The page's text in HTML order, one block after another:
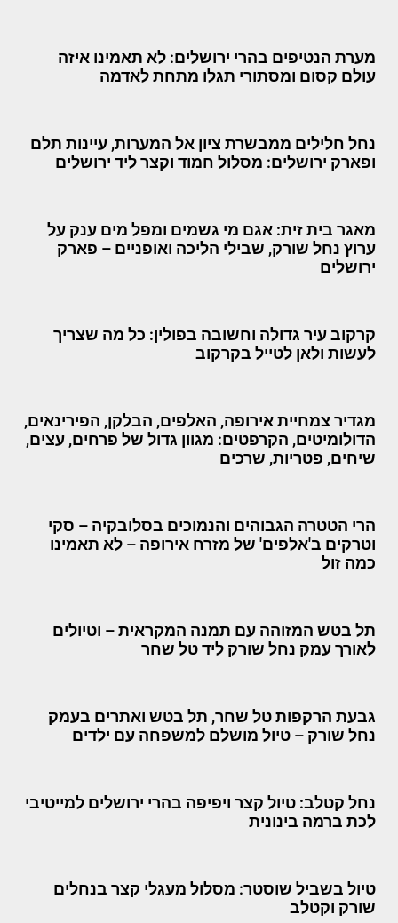
מערת הנטיפים בהרי ירושלים: לא תאמינו איזה
עולם קסום ומסתורי תגלו מתחת לאדמה
נחל חלילים ממבשרת ציון אל המערות, עיינות תלם
ופארק ירושלים: מסלול חמוד וקצר ליד ירושלים
מאגר בית זית: אגם מי גשמים ומפל מים ענק על
ערוץ נחל שורק, שבילי הליכה ואופניים – פארק
ירושלים
קרקוב עיר גדולה וחשובה בפולין: כל מה שצריך
לעשות ולאן לטייל בקרקוב
מגדיר צמחיית אירופה, האלפים, הבלקן, הפירינאים,
הדולומיטים, הקרפטים: מגוון גדול של פרחים, עצים,
שיחים, פטריות, שרכים
הרי הטטרה הגבוהים והנמוכים בסלובקיה – סקי
וטרקים ב'אלפים' של מזרח אירופה – לא תאמינו
כמה זול
תל בטש המזוהה עם תמנה המקראית – וטיולים
לאורך עמק נחל שורק ליד טל שחר
גבעת הרקפות טל שחר, תל בטש ואתרים בעמק
נחל שורק – טיול מושלם למשפחה עם ילדים
נחל קטלב: טיול קצר ויפיפה בהרי ירושלים למייטיבי
לכת ברמה בינונית
טיול בשביל שוסטר: מסלול מעגלי קצר בנחלים
שורק וקטלב